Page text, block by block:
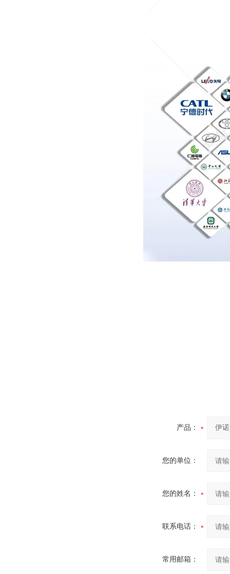
产品：
您的单位：
您的姓名：
联系电话：
常用邮箱：